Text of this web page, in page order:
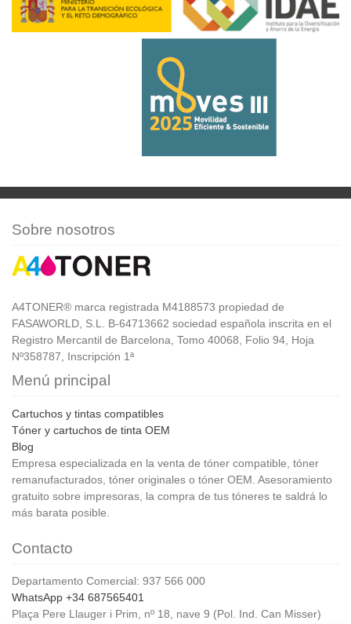
Sobre nosotros
A4TONER® marca registrada M4188573 propiedad de
FASAWORLD, S.L. B-64713662 sociedad española inscrita en el
Registro Mercantil de Barcelona, Tomo 40068, Folio 94, Hoja
Nº358787, Inscripción 1ª
Menú principal
Cartuchos y tintas compatibles
Tóner y cartuchos de tinta OEM
Blog
Empresa especializada en la venta de tóner compatible, tóner
remanufacturados, tóner originales o tóner OEM. Asesoramiento
gratuito sobre impresoras, la compra de tus tóneres te saldrá lo
más barata posible.
Contacto
Departamento Comercial: 937 566 000
WhatsApp +34 687565401
Plaça Pere Llauger i Prim, nº 18, nave 9 (Pol. Ind. Can Misser)